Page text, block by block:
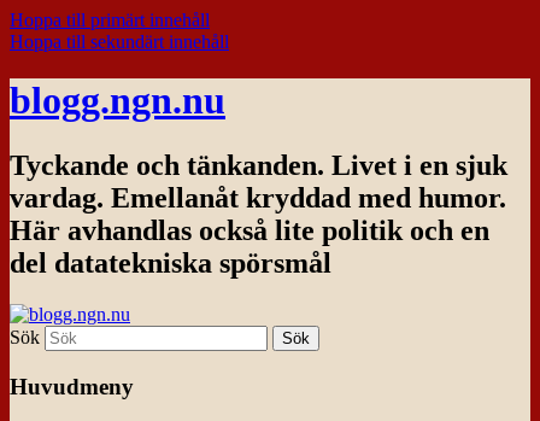
Hoppa till primärt innehåll
Hoppa till sekundärt innehåll
blogg.ngn.nu
Tyckande och tänkanden. Livet i en sjuk
vardag. Emellanåt kryddad med humor.
Här avhandlas också lite politik och en
del datatekniska spörsmål
Sök
Huvudmeny